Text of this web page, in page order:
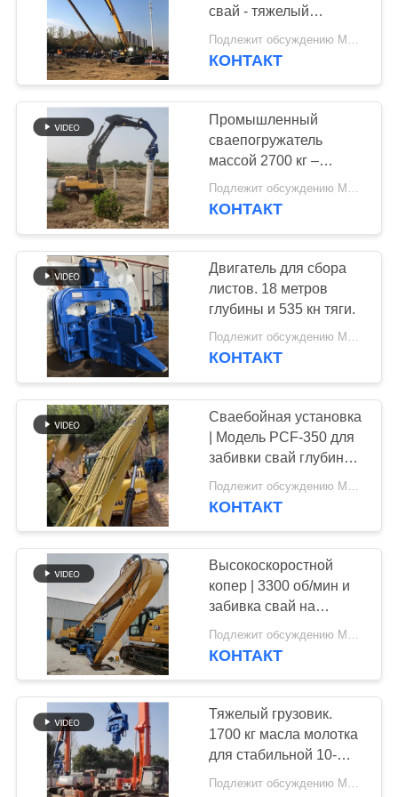
КАРТА
САЙТА
PRIVACY
POLICY
Четыре
эксцентричных
водителя
360-градусный
драйвер
15
Мини водитель
кучи экскаватора
38
Конкретное
оборудование кучи
управляя
30
свай - тяжелый
вибромолот и
надежность импортных
Подлежит обсуждению MOQ:1 набор
КОНТАКТ
Промышленный
сваепогружатель
массой 2700 кг –
забивка шпунтовых
свай длиной 18 м и
Подлежит обсуждению MOQ:1 набор
КОНТАКТ
Двигатель для сбора
листов. 18 метров
глубины и 535 кн тяги.
Подлежит обсуждению MOQ:1 набор
КОНТАКТ
Сваебойная установка
| Модель PCF-350 для
забивки свай глубиной
15 метров и полный
комплект внутренних
КОНТАКТ
Высокоскоростной
копер | 3300 об/мин и
забивка свай на
глубину 18 м для
проектов
мостов
Подлежит обсуждению MOQ:1
КОНТАКТ
Тяжелый грузовик.
1700 кг масла молотка
для стабильной 10-
метровой глубины.
Подлежит обсуждению MOQ:1 набор